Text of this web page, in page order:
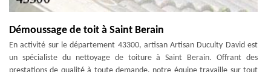
Démoussage de toit à Saint Berain
En activité sur le département 43300, artisan Artisan Duculty David est
un spécialiste du nettoyage de toiture à Saint Berain. Offrant des